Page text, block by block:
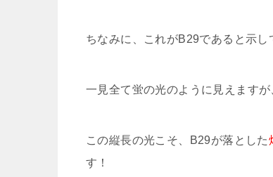
ちなみに、これがB29であると示し
一見全て蛍の光のように見えます
この縦長の光こそ、B29が落とした
す！